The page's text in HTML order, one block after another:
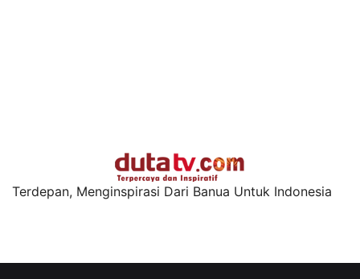
Terdepan, Menginspirasi Dari Banua Untuk Indonesia